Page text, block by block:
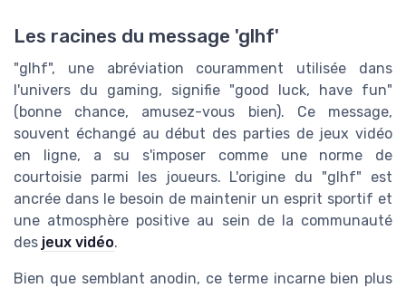
Les racines du message 'glhf'
"glhf", une abréviation couramment utilisée dans
l'univers du gaming, signifie "good luck, have fun"
(bonne chance, amusez-vous bien). Ce message,
souvent échangé au début des parties de jeux vidéo
en ligne, a su s'imposer comme une norme de
courtoisie parmi les joueurs. L'origine du "glhf" est
ancrée dans le besoin de maintenir un esprit sportif et
une atmosphère positive au sein de la communauté
des jeux vidéo.
Bien que semblant anodin, ce terme incarne bien plus